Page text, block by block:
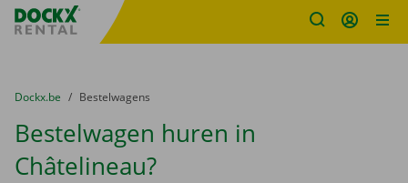
Fratello DEMO
U bevindt zich hier:
van
Dockx.be naar
Bestelwagens
Bestelwagen huren in
Châtelineau?